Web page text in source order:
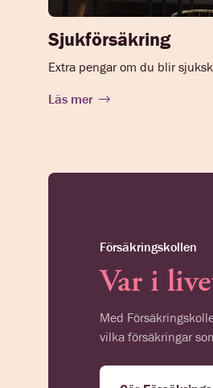
Sjukförsäkring
Extra pengar om du blir
Läs mer
Försäkringskollen
Var i
Med
vilka försäkringar